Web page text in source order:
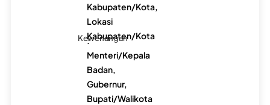
Kabupaten/Kota,
Lokasi
Kabupaten/Kota
Kewenangan
:
Menteri/Kepala
Badan,
Gubernur,
Bupati/Walikota